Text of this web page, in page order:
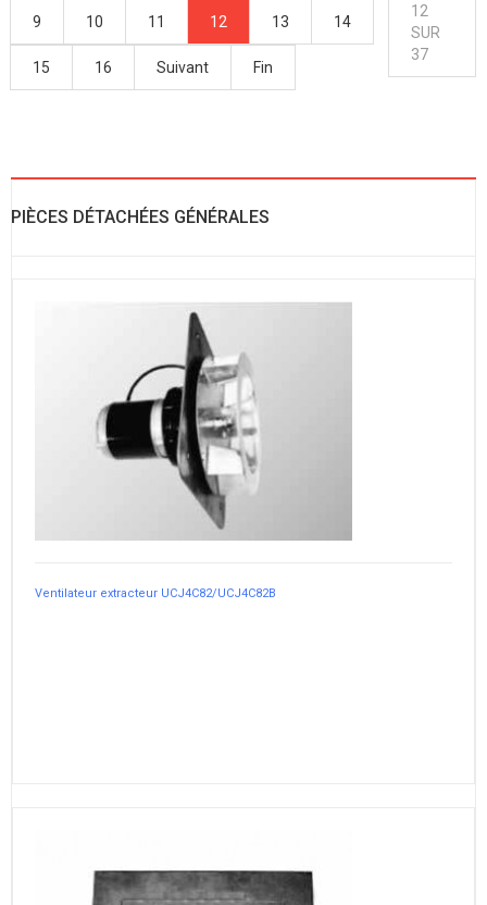
9 10 11 12 13 14
15 16 Suivant Fin
12
SUR
37
PIÈCES DÉTACHÉES GÉNÉRALES
Ventilateur extracteur UCJ4C82/UCJ4C82B